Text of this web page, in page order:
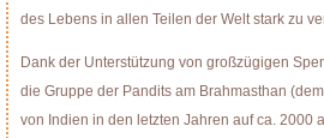
des Lebens in allen Teilen der Welt stark zu
Dank der Unterstützung von großzügigen
die Gruppe der Pandits am Brahmasthan
von Indien in den letzten Jahren auf ca. 2000